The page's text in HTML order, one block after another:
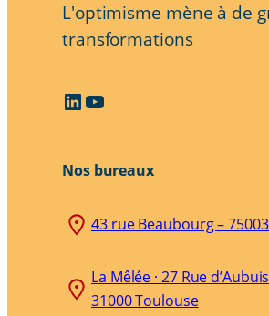
L'optimisme mène à de
transformations
LinkedIn YouTube
Nos bureaux
43 rue Beaubourg –
La Mêlée · 27 Rue
31000 Toulouse